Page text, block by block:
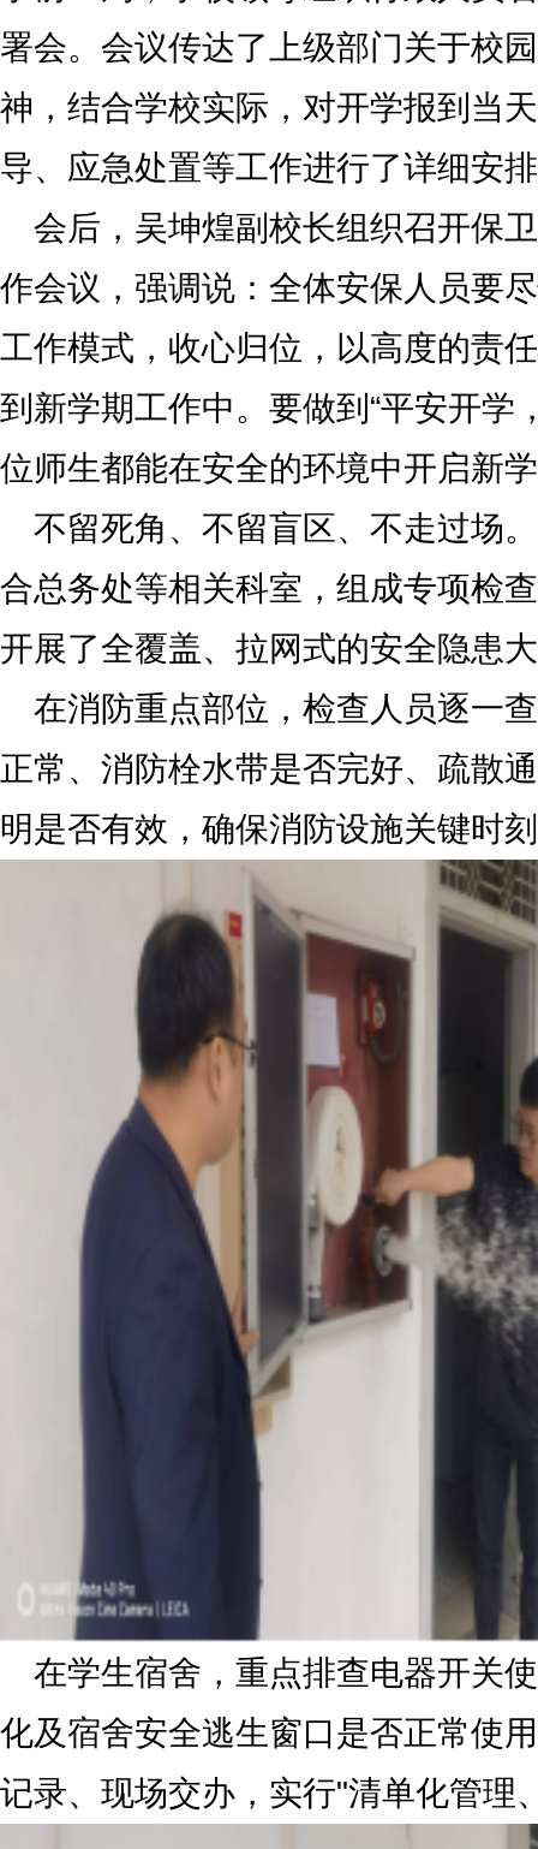
署会。会议传达了上级部门关于校
神，结合学校实际，对开学报到当
导、应急处置等工作进行了详细安
会后，吴坤煌副校长组织召开保
作会议，强调说：全体安保人员要
工作模式，收心归位，以高度的责
到新学期工作中。要做到“平安开学
位师生都能在安全的环境中开启新
不留死角、不留盲区、不走过场
合总务处等相关科室，组成专项检
开展了全覆盖、拉网式的安全隐患
在消防重点部位，检查人员逐一
正常、消防栓水带是否完好、疏散
明是否有效，确保消防设施关键时
在学生宿舍，重点排查电器开关
化及宿舍安全逃生窗口是否正常使
记录、现场交办，实行"清单化管理